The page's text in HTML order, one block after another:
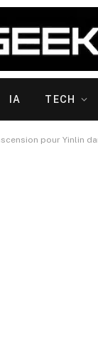
IA TECH
pour Yinlin